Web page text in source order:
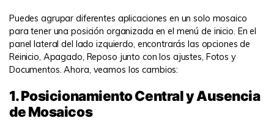
Puedes agrupar diferentes aplicaciones en un solo mosaico
para tener una posición organizada en el menú de inicio. En el
panel lateral del lado izquierdo, encontrarás las opciones de
Reinicio, Apagado, Reposo junto con los ajustes, Fotos y
Documentos. Ahora, veamos los cambios:
1. Posicionamiento Central y Ausencia
de Mosaicos